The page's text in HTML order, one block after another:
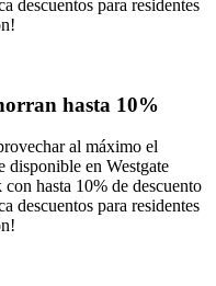
descuentos para residentes
hasta 10%
al máximo el
disponible en Westgate
hasta 10% de descuento
descuentos para residentes